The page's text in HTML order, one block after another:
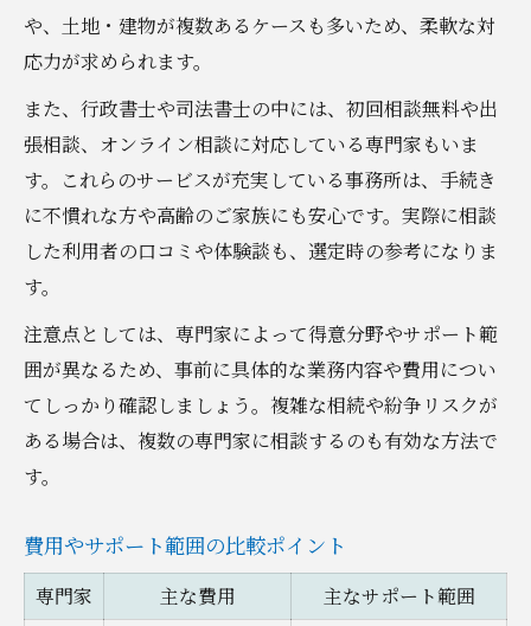
や、土地・建物が複数あるケースも多いため、柔軟な対
応力が求められます。
また、行政書士や司法書士の中には、初回相談無料や出
張相談、オンライン相談に対応している専門家もいま
す。これらのサービスが充実している事務所は、手続き
に不慣れな方や高齢のご家族にも安心です。実際に相談
した利用者の口コミや体験談も、選定時の参考になりま
す。
注意点としては、専門家によって得意分野やサポート範
囲が異なるため、事前に具体的な業務内容や費用につい
てしっかり確認しましょう。複雑な相続や紛争リスクが
ある場合は、複数の専門家に相談するのも有効な方法で
す。
費用やサポート範囲の比較ポイント
専門家 主な費用
主なサポート範囲